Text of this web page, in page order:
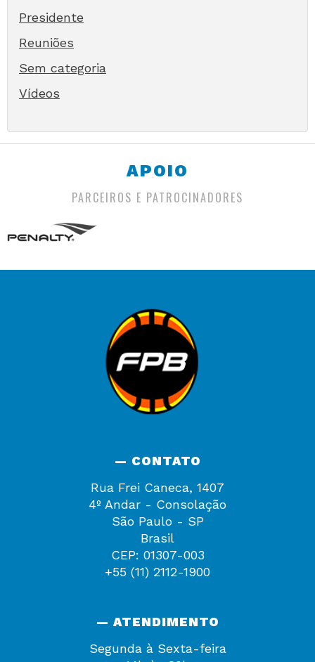
Presidente
Reuniões
Sem categoria
Vídeos
APOIO
PARCEIROS E PATROCINADORES
— CONTATO
Rua Frei Caneca, 1407
4º Andar - Consolação
São Paulo - SP
Brasil
CEP: 01307-003
+55 (11) 2112-1900
— ATENDIMENTO
Segunda à Sexta-feira